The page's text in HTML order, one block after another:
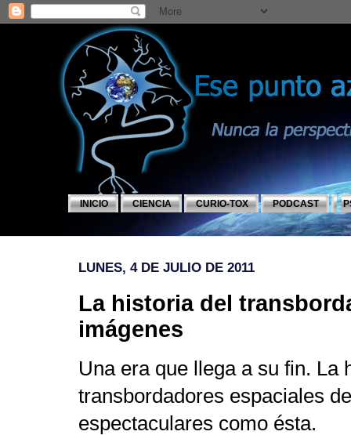
INICIO CIENCIA CURIO-TOX PODCAST
LUNES, 4 DE JULIO DE 2011
La historia del
imágenes
Una era que llega a su fin. La
transbordadores espaciales
espectaculares como ésta.